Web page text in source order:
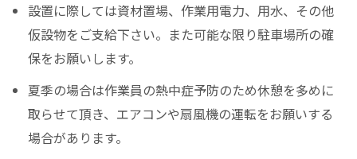
設置に際しては資材置場、作業用電力、用水、その他
仮設物をご支給下さい。また可能な限り駐車場所の確
保をお願いします。
夏季の場合は作業員の熱中症予防のため休憩を多めに
取らせて頂き、エアコンや扇風機の運転をお願いする
場合があります。